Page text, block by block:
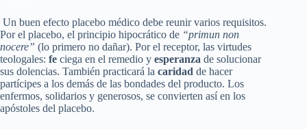
Un buen efecto placebo médico debe reunir varios requisitos.
Por el placebo, el principio hipocrático de “primun non
nocere” (lo primero no dañar). Por el receptor, las virtudes
teologales: fe ciega en el remedio y esperanza de solucionar
sus dolencias. También practicará la caridad de hacer
partícipes a los demás de las bondades del producto. Los
enfermos, solidarios y generosos, se convierten así en los
apóstoles del placebo.